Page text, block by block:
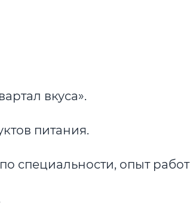
вкуса».
питания.
специальности, опыт